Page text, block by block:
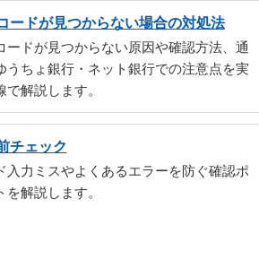
ードが見つからない場合の対処法
ードが見つからない原因や確認方法、通
うちょ銀行・ネット銀行での注意点を実
で解説します。
チェック
入力ミスやよくあるエラーを防ぐ確認ポ
を解説します。